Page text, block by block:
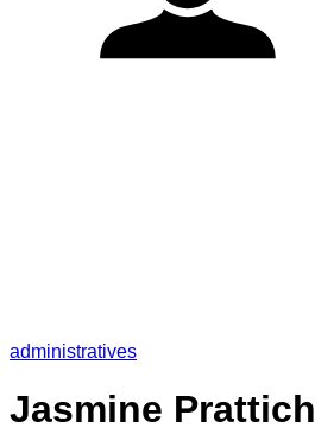
administratives
Jasmine